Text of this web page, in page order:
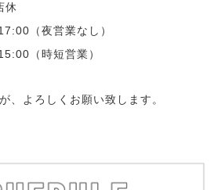
休
（夜営業なし）
（時短営業）
、よろしくお願い致します。